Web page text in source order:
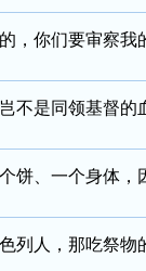
，你们要审察我
不是同领基督
饼、一个身体，
列人，那吃祭物